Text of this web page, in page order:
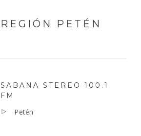
REGIÓN PETÉN
SABANA STEREO 100.1
FM
Petén